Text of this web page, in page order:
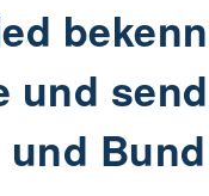
und
Bund